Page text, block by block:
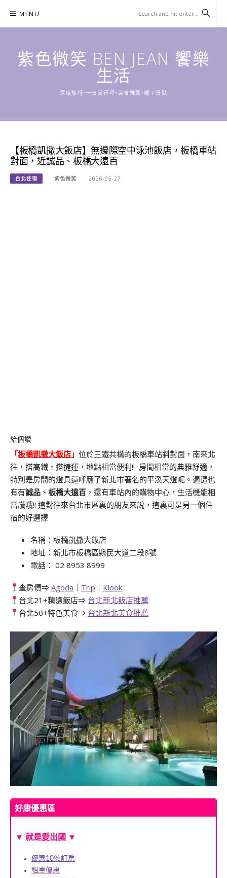
content
MENU
紫色微笑 BEN JEAN 饗樂
生活
深度旅行•一日遊行程•美食推薦•親子景點
【板橋凱撒大飯店】無邊際空中泳池飯店，板橋車站
對面，近誠品、板橋大遠百
台北住宿 紫色微笑 2026-05-27
給個讚
「板橋凱撒大飯店 」 位於三鐵共構的板橋車站斜對面，南來北
往，搭高鐵，搭捷運，地點相當便利!! 房間相當的典雅舒適，
特別是房間的燈具還呼應了新北市著名的平溪天燈呢。週遭也
有有誠品、板橋大遠百 ，還有車站內的購物中心，生活機能相
當讚哦!! 這對往來台北市區裏的朋友來說，這裏可是另一個住
宿的好選擇
名稱：板橋凱撒大飯店
地址：新北市板橋區縣民大道二段8號
電話： 02 8953 8999
查房價⇒Agoda ｜ Trip ｜ Klook
台北21+精選飯店⇒ 台北新北飯店推薦
台北50+特色美食⇒ 台北新北美食推薦
好康優惠區
▼ 就是愛出國 ▼
優惠10％訂房
租車優惠